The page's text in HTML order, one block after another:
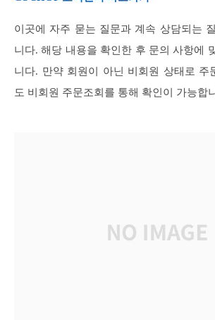
이곳에 자주 묻는 질문과 계속 상담되는
니다. 해당 내용을 확인한 후 문의 사항에
니다. 만약 회원이 아닌 비회원 상태로 주
도 비회원 주문조회를 통해 확인이 가능합